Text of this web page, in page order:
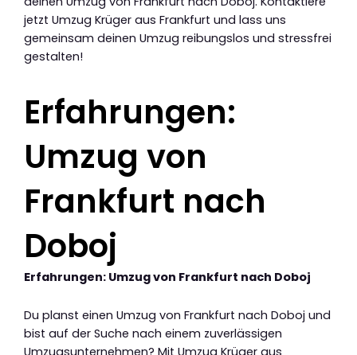
jetzt Umzug Krüger aus Frankfurt und lass uns
gemeinsam deinen Umzug reibungslos und stressfrei
gestalten!
Erfahrungen:
Umzug von
Frankfurt nach
Doboj
Erfahrungen: Umzug von Frankfurt nach Doboj
Du planst einen Umzug von Frankfurt nach Doboj und
bist auf der Suche nach einem zuverlässigen